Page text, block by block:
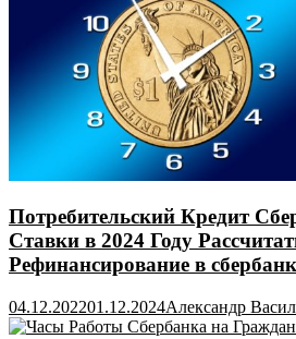
Потребительский Кредит
Ставки в 2024 Году
Рефинансирование в
04.12.202201.12.2024Александр